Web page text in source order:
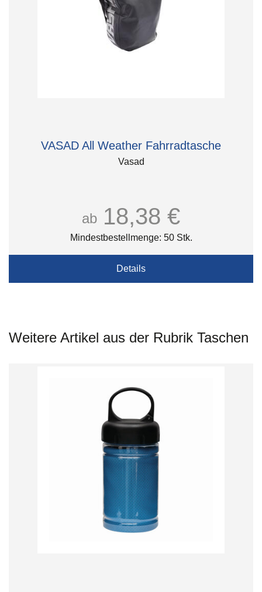
VASAD All Weather Fahrradtasche
Vasad
ab 18,38 €
Mindestbestellmenge: 50 Stk.
Details
Weitere Artikel aus der Rubrik Taschen